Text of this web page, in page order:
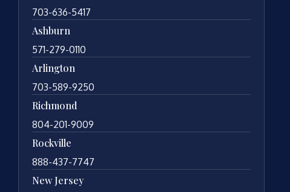
703-636-5417
Ashburn
571-279-0110
Arlington
703-589-9250
Richmond
804-201-9009
Rockville
888-437-7747
New Jersey